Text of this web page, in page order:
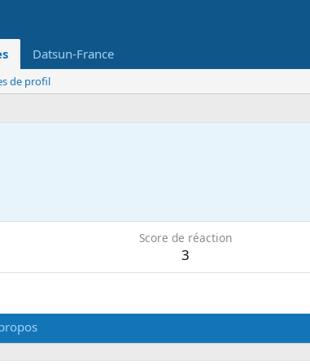
Datsun-France
de profil
Score de réaction
3